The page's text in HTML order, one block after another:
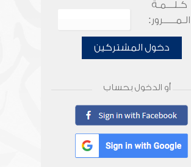
كـلـــمـة
الـمـــــرور:
دخول المشتركين
أو الدخول بحساب